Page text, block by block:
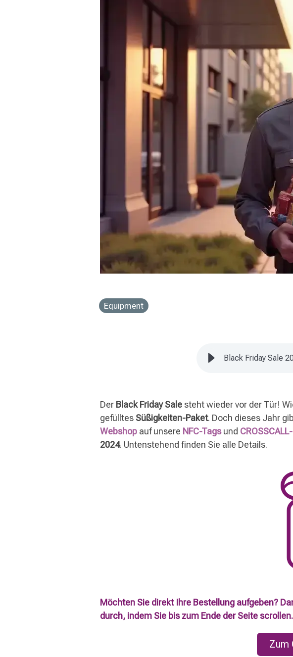
Equipment
Black Friday Sale
Der Black Friday Sale steht wieder vor der Tür!
gefülltes Süßigkeiten-Paket. Doch dieses Jahr
Webshop auf unsere NFC-Tagsund
2024. Untenstehend finden Sie alle Details.
Möchten Sie direkt Ihre Bestellung aufgeben?
durch, indem Sie bis zum Ende der Seite scrollen.
Zum